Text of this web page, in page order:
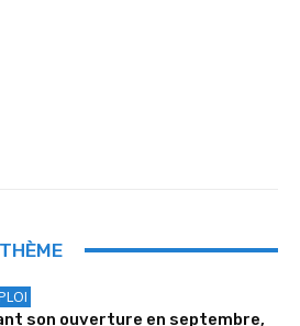
son ouverture en septembre,